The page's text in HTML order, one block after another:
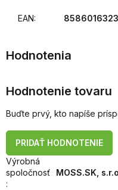
EAN:
Hodnotenie tovaru
Buďte prvý, kto napíše
PRIDAŤ HODNOTENIE
Výrobná
spoločnosť
:
MOSS.SK,